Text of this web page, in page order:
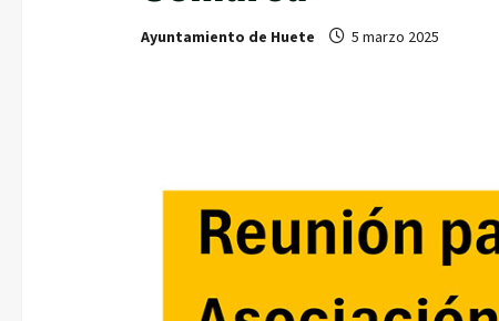
Ayuntamiento de Huete 5 marzo 2025